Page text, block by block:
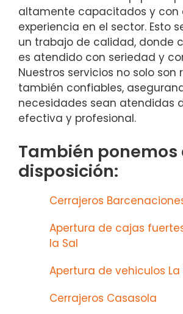
altamente capacitados y con
experiencia en el sector. Esto
un trabajo de calidad, donde
es atendido con seriedad y
Nuestros servicios no solo son
también confiables,
necesidades sean atendidas
efectiva y profesional.
También ponemos
disposición:
Cerrajeros
Apertura de cajas
la Sal
Apertura de vehiculos La
Cerrajeros Casasola